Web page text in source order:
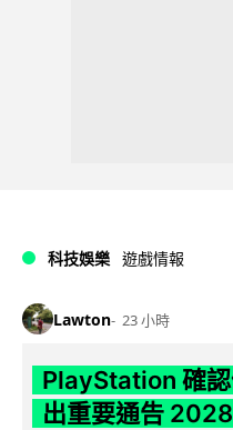
科技娛樂 遊戲情報
Lawton 23 小時
PlayStation 確
出重要通告